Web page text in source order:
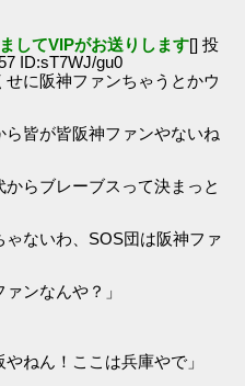
してVIPがお送りします[] 投
ID:sT7WJ/gu0
に阪神ファンちゃうとかウ
皆が皆阪神ファンやないね
らブレーブスって決まっと
ないわ、SOS団は阪神ファ
ンなんや？」
ねん！ここは兵庫やで」